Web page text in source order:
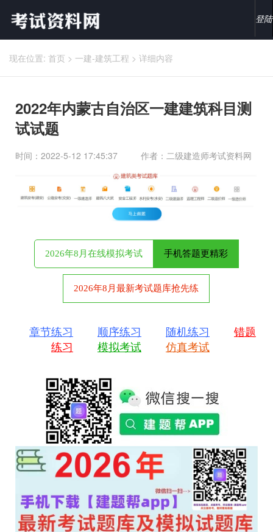
登陆
现在位置: 首页 > 一建-建筑工程 > 详细内容
2022年内蒙古自治区一建建筑科目测
试试题
时间：2022-5-12 17:45:37 作者：二级建造师考试资料网
2026年8月在线模拟考试 手机答题更精彩
2026年8月最新考试题库抢先练
章节练习 顺序练习 随机练习
错题
练习
模拟考试 仿真考试